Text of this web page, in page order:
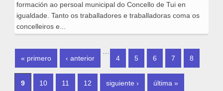
formación ao persoal municipal do Concello de Tui en
igualdade. Tanto os traballadores e traballadoras coma os
concelleiros e...
PÁXINAS
« primero ‹ anterior
4
5 6 7 8
9 10 11 12 siguiente › última »